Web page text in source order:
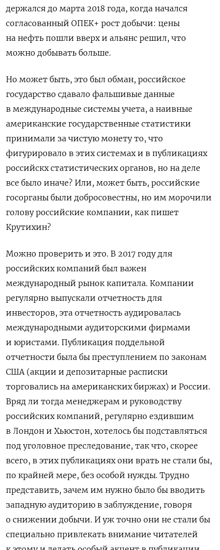
держался до марта 2018 года, когда начался
согласованный ОПЕК+ рост добычи: цены
на нефть пошли вверх и альянс решил, что
можно добывать больше.
Но может быть, это был обман, российское
государство сдавало фальшивые данные
в международные системы учета, а наивные
американские государственные статистики
принимали за чистую монету то, что
фигурировало в этих системах и в публикациях
российскх статистических органов, но на деле
все было иначе? Или, может быть, российские
госорганы были добросовестны, но им морочили
голову российские компании, как пишет
Крутихин?
Можно проверить и это. В 2017 году для
российских компаний был важен
международный рынок капитала. Компании
регулярно выпускали отчетность для
инвесторов, эта отчетность аудировалась
международными аудиторскими фирмами
и юристами. Публикация поддельной
отчетности была бы преступлением по законам
США (акции и депозитарные расписки
торговались на американских биржах) и России.
Вряд ли тогда менеджерам и руководству
российских компаний, регулярно ездившим
в Лондон и Хьюстон, хотелось бы подставляться
под уголовное преследование, так что, скорее
всего, в этих публикациях они врать не стали бы,
по крайней мере, без особой нужды. Трудно
представить, зачем им нужно было бы вводить
западную аудиторию в заблуждение, говоря
о снижении добычи. И уж точно они не стали бы
специально привлекать внимание читателей